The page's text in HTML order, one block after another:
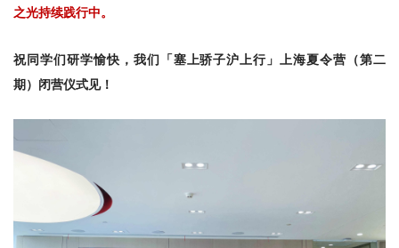
之光持续践行中。
祝同学们研学愉快，我们「塞上骄子沪上行」上海夏令营（第二
期）闭营仪式见！